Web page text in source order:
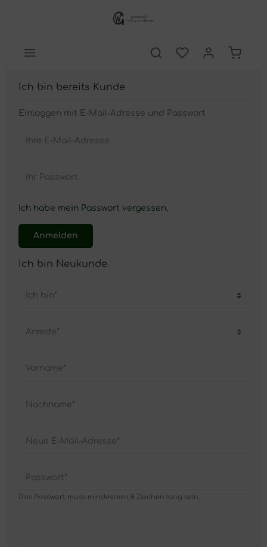
Ich bin bereits Kunde
Einloggen mit E-Mail-Adresse und Passwort
Ihre E-Mail-Adresse
Ihr Passwort
Ich habe mein Passwort vergessen.
Anmelden
Ich bin Neukunde
Ich bin*
Anrede*
Vorname*
Nachname*
Neue E-Mail-Adresse*
Passwort*
Das Passwort muss mindestens 8 Zeichen lang sein.